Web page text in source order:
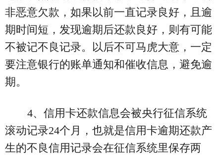
非恶意欠款，如果以前一直记录良好，且逾
期时间短，发现逾期后还款良好，则有可能
不被记不良记录。以后不可马虎大意，一定
要注意银行的账单通知和催收信息，避免逾
期。
4、信用卡还款信息会被央行征信系统
滚动记录24个月，也就是信用卡逾期还款产
生的不良信用记录会在征信系统里保存两